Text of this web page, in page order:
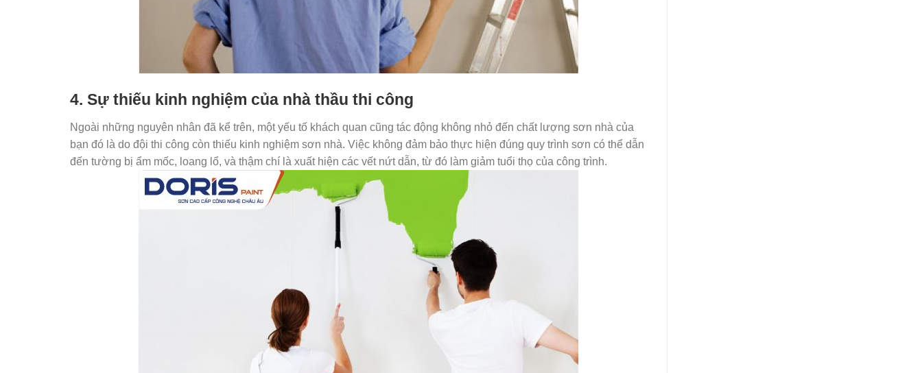
4. Sự thiếu kinh nghiệm của nhà thầu thi công
Ngoài những nguyên nhân đã kể trên, một yếu tố khách quan cũng tác động không nhỏ đến chất lượng sơn nhà của
bạn đó là do đội thi công còn thiếu kinh nghiệm sơn nhà. Việc không đảm bảo thực hiện đúng quy trình sơn có thể dẫn
đến tường bị ẩm mốc, loang lổ, và thậm chí là xuất hiện các vết nứt dẫn, từ đó làm giảm tuổi thọ của công trình.